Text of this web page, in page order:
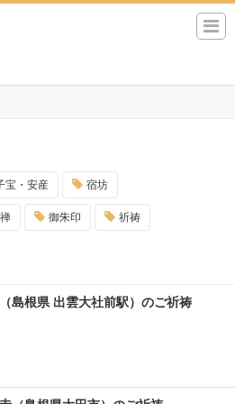
宝・安産 宿坊
御朱印 祈祷
島根県 出雲大社前駅）のご祈祷